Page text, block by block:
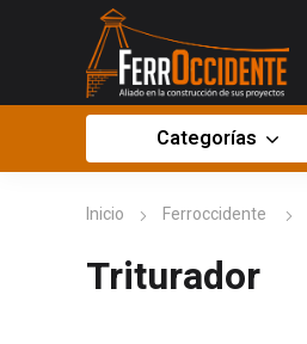
Categorías
Inicio Ferroccidente
Triturador